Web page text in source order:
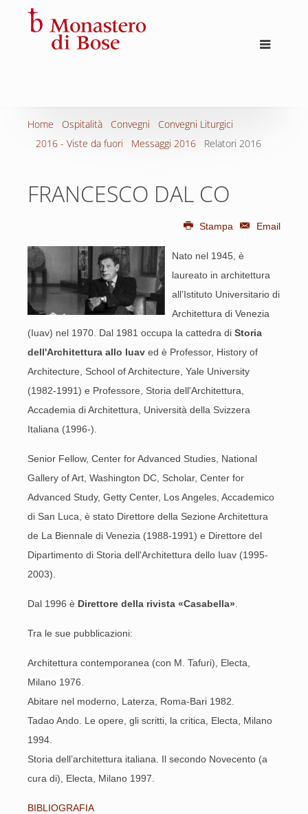
Home Ospitalità Convegni
Convegni Liturgici
2016 - Viste da fuori
Messaggi 2016 Relatori 2016
FRANCESCO DAL CO
Stampa Email
Nato nel 1945, è
laureato in architettura
all’Istituto Universitario di
Architettura di Venezia
(Iuav) nel 1970. Dal 1981 occupa la cattedra di Storia
dell'Architettura allo Iuav ed è Professor, History of
Architecture, School of Architecture, Yale University
(1982-1991) e Professore, Storia dell'Architettura,
Accademia di Architettura, Università della Svizzera
Italiana (1996-).
Senior Fellow, Center for Advanced Studies, National
Gallery of Art, Washington DC, Scholar, Center for
Advanced Study, Getty Center, Los Angeles, Accademico
di San Luca, è stato Direttore della Sezione Architettura
de La Biennale di Venezia (1988-1991) e Direttore del
Dipartimento di Storia dell'Architettura dello Iuav (1995-
2003).
Dal 1996 è Direttore della rivista «Casabella»
Tra le sue pubblicazioni:
Architettura contemporanea (con M. Tafuri), Electa,
Milano 1976.
Abitare nel moderno, Laterza, Roma-Bari 1982.
Tadao Ando. Le opere, gli scritti, la critica, Electa, Milano
1994.
Storia dell’architettura italiana. Il secondo Novecento (a
cura di), Electa, Milano 1997.
BIBLIOGRAFIA